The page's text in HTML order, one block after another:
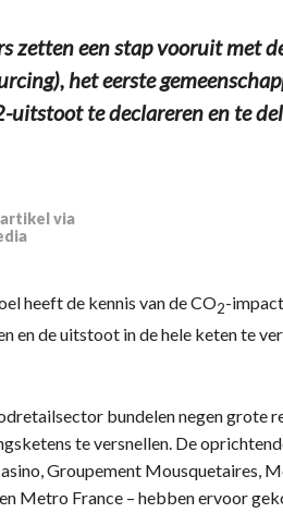
zetten een stap vooruit met
het eerste
uitstoot te declareren en te
via
heeft de kennis van de CO2-
en de uitstoot in de hele keten te
bundelen negen grote
te versnellen. De
Groupement Mousquetaires,
Metro France – hebben ervoor